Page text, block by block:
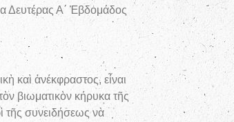
Δευτέρας Α΄ Ἑβδομάδος
καὶ ἀνέκφραστος, εἶναι
βιωματικὸν κήρυκα τῆς
τῆς συνειδήσεως νὰ